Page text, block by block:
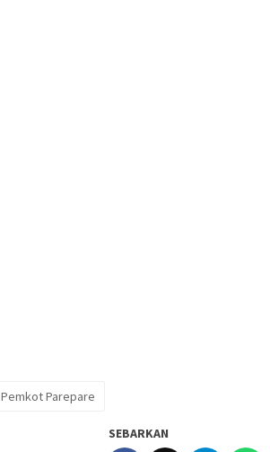
Pemkot Parepare
SEBARKAN